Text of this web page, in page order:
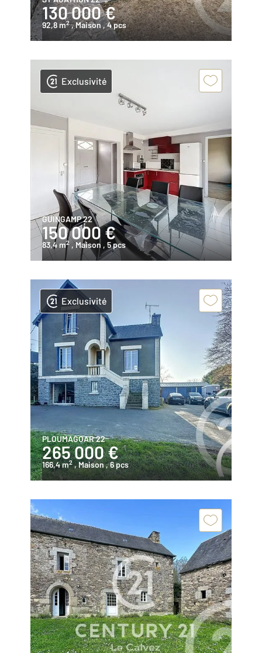
130 000 €
92,8 m2 , Maison , 4 pcs
Exclusivité
GUINGAMP 22
150 000 €
83,4 m2 , Maison , 5 pcs
Exclusivité
PLOUMAGOAR 22
265 000 €
166,4 m2 , Maison, 6 pcs